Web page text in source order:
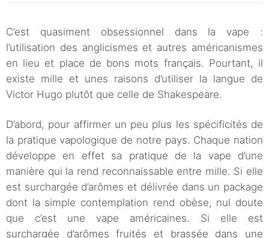
C’est quasiment obsessionnel dans la vape :
l’utilisation des anglicismes et autres américanismes
en lieu et place de bons mots français. Pourtant, il
existe mille et unes raisons d’utiliser la langue de
Victor Hugo plutôt que celle de Shakespeare.
D’abord, pour affirmer un peu plus les spécificités de
la pratique vapologique de notre pays. Chaque nation
développe en effet sa pratique de la vape d’une
manière qui la rend reconnaissable entre mille. Si elle
est surchargée d’arômes et délivrée dans un package
dont la simple contemplation rend obèse, nul doute
que c’est une vape américaines. Si elle est
surchargée d’arômes fruités et brassée dans une